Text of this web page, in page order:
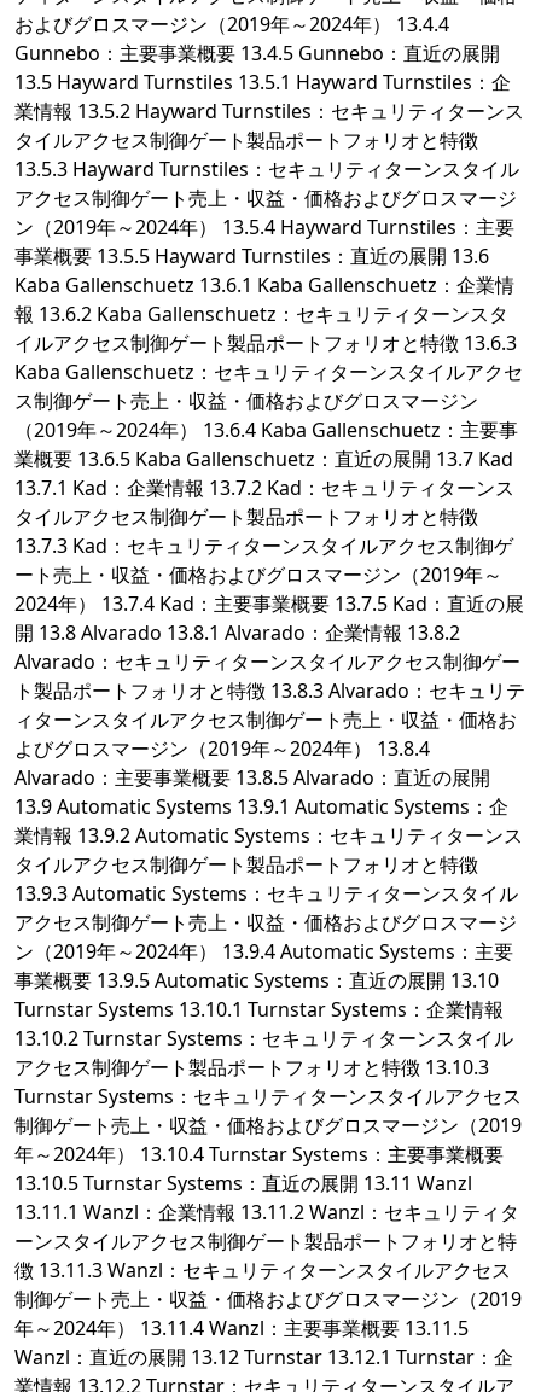
およびグロスマージン（2019年～2024年） 13.4.4
Gunnebo：主要事業概要 13.4.5 Gunnebo：直近の展開
13.5 Hayward Turnstiles 13.5.1 Hayward Turnstiles：企
業情報 13.5.2 Hayward Turnstiles：セキュリティターンス
タイルアクセス制御ゲート製品ポートフォリオと特徴
13.5.3 Hayward Turnstiles：セキュリティターンスタイル
アクセス制御ゲート売上・収益・価格およびグロスマージ
ン（2019年～2024年） 13.5.4 Hayward Turnstiles：主要
事業概要 13.5.5 Hayward Turnstiles：直近の展開 13.6
Kaba Gallenschuetz 13.6.1 Kaba Gallenschuetz：企業情
報 13.6.2 Kaba Gallenschuetz：セキュリティターンスタ
イルアクセス制御ゲート製品ポートフォリオと特徴 13.6.3
Kaba Gallenschuetz：セキュリティターンスタイルアクセ
ス制御ゲート売上・収益・価格およびグロスマージン
（2019年～2024年） 13.6.4 Kaba Gallenschuetz：主要事
業概要 13.6.5 Kaba Gallenschuetz：直近の展開 13.7 Kad
13.7.1 Kad：企業情報 13.7.2 Kad：セキュリティターンス
タイルアクセス制御ゲート製品ポートフォリオと特徴
13.7.3 Kad：セキュリティターンスタイルアクセス制御ゲ
ート売上・収益・価格およびグロスマージン（2019年～
2024年） 13.7.4 Kad：主要事業概要 13.7.5 Kad：直近の展
開 13.8 Alvarado 13.8.1 Alvarado：企業情報 13.8.2
Alvarado：セキュリティターンスタイルアクセス制御ゲー
ト製品ポートフォリオと特徴 13.8.3 Alvarado：セキュリテ
ィターンスタイルアクセス制御ゲート売上・収益・価格お
よびグロスマージン（2019年～2024年） 13.8.4
Alvarado：主要事業概要 13.8.5 Alvarado：直近の展開
13.9 Automatic Systems 13.9.1 Automatic Systems：企
業情報 13.9.2 Automatic Systems：セキュリティターンス
タイルアクセス制御ゲート製品ポートフォリオと特徴
13.9.3 Automatic Systems：セキュリティターンスタイル
アクセス制御ゲート売上・収益・価格およびグロスマージ
ン（2019年～2024年） 13.9.4 Automatic Systems：主要
事業概要 13.9.5 Automatic Systems：直近の展開 13.10
Turnstar Systems 13.10.1 Turnstar Systems：企業情報
13.10.2 Turnstar Systems：セキュリティターンスタイル
アクセス制御ゲート製品ポートフォリオと特徴 13.10.3
Turnstar Systems：セキュリティターンスタイルアクセス
制御ゲート売上・収益・価格およびグロスマージン（2019
年～2024年） 13.10.4 Turnstar Systems：主要事業概要
13.10.5 Turnstar Systems：直近の展開 13.11 Wanzl
13.11.1 Wanzl：企業情報 13.11.2 Wanzl：セキュリティタ
ーンスタイルアクセス制御ゲート製品ポートフォリオと特
徴 13.11.3 Wanzl：セキュリティターンスタイルアクセス
制御ゲート売上・収益・価格およびグロスマージン（2019
年～2024年） 13.11.4 Wanzl：主要事業概要 13.11.5
Wanzl：直近の展開 13.12 Turnstar 13.12.1 Turnstar：企
業情報 13.12.2 Turnstar：セキュリティターンスタイルア